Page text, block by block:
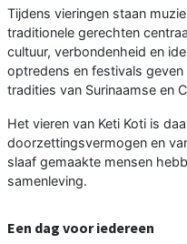
Tijdens vieringen staan
traditionele gerechten
cultuur, verbondenheid en
optredens en festivals
tradities van Surinaamse en
Het vieren van Keti Koti is
doorzettingsvermogen en
slaaf gemaakte mensen
samenleving.
Een dag voor iedereen